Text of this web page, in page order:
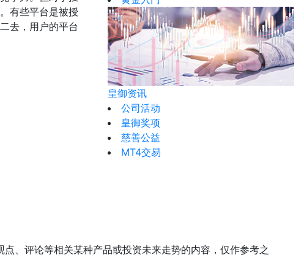
有些平台是被授
去，用户的平台
皇御资讯
公司活动
皇御奖项
慈善公益
MT4交易
、评论等相关某种产品或投资未来走势的内容，仅作参考之